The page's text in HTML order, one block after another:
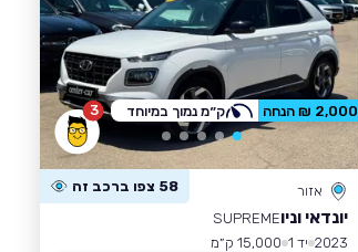
3
אזור 58 צפו ברכב זה
יונדאי וניוSUPREME
2023 יד 1
15,000 ק״מ
2,000 ₪ הנחה ק״מ נמוך במיוחד